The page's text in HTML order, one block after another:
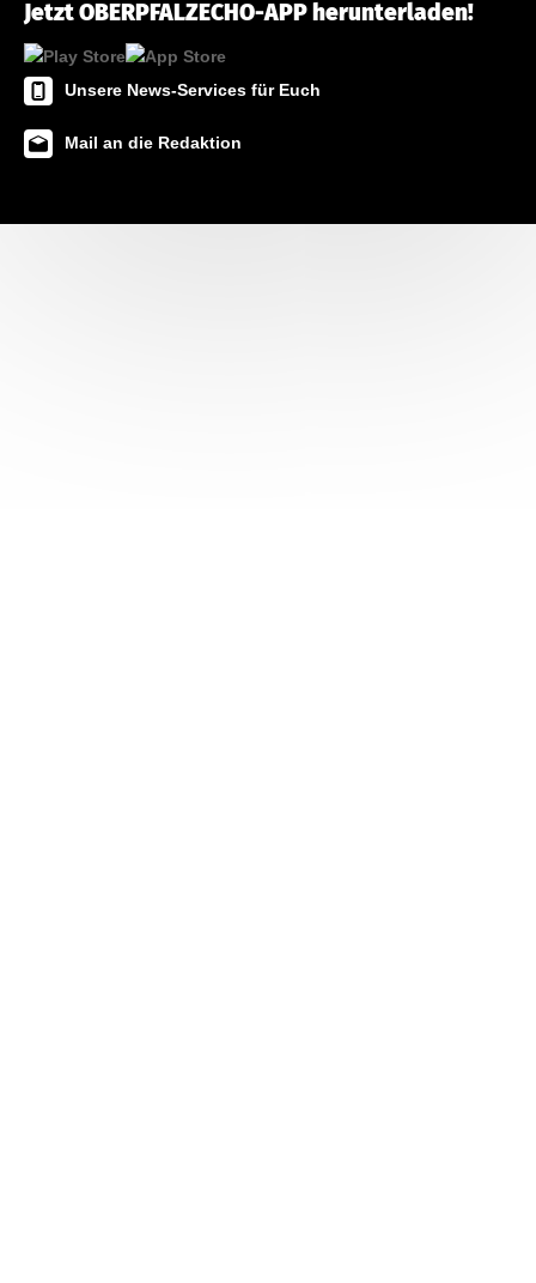
Jetzt OBERPFALZECHO-APP herunterladen!
Unsere News-Services für Euch
Mail an die Redaktion